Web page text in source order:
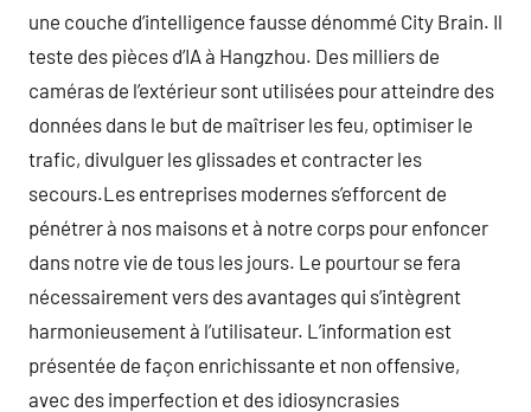
une couche d’intelligence fausse dénommé City Brain. Il
teste des pièces d’IA à Hangzhou. Des milliers de
caméras de l’extérieur sont utilisées pour atteindre des
données dans le but de maîtriser les feu, optimiser le
trafic, divulguer les glissades et contracter les
secours.Les entreprises modernes s’efforcent de
pénétrer à nos maisons et à notre corps pour enfoncer
dans notre vie de tous les jours. Le pourtour se fera
nécessairement vers des avantages qui s’intègrent
harmonieusement à l’utilisateur. L’information est
présentée de façon enrichissante et non offensive,
avec des imperfection et des idiosyncrasies